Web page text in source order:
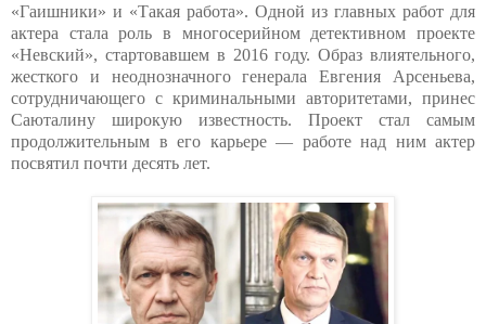
«Гаишники» и «Такая работа». Одной из главных работ для
актера стала роль в многосерийном детективном проекте
«Невский», стартовавшем в 2016 году. Образ влиятельного,
жесткого и неоднозначного генерала Евгения Арсеньева,
сотрудничающего с криминальными авторитетами, принес
Саюталину широкую известность. Проект стал самым
продолжительным в его карьере — работе над ним актер
посвятил почти десять лет.